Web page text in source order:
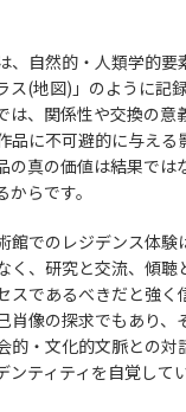
、自然的・人類学的要
ス(地図)」のように記
は、関係性や交換の意
品に不可避的に与える
の真の価値は結果では
らです。
館でのレジデンス体験
く、研究と交流、傾聴
スであるべきだと強く
肖像の探求でもあり、
的・文化的文脈との対
ンティティを自覚して